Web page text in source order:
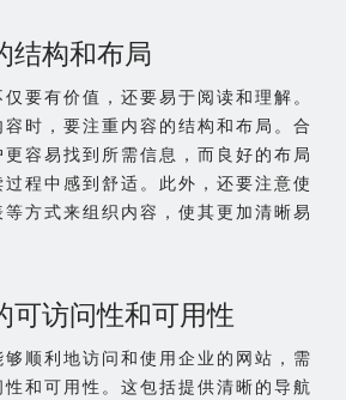
结构和布局
要有价值，还要易于阅读和理解。
时，要注重内容的结构和布局。合
容易找到所需信息，而良好的布局
程中感到舒适。此外，还要注意使
方式来组织内容，使其更加清晰易
可访问性和可用性
顺利地访问和使用企业的网站，需
和可用性。这包括提供清晰的导航